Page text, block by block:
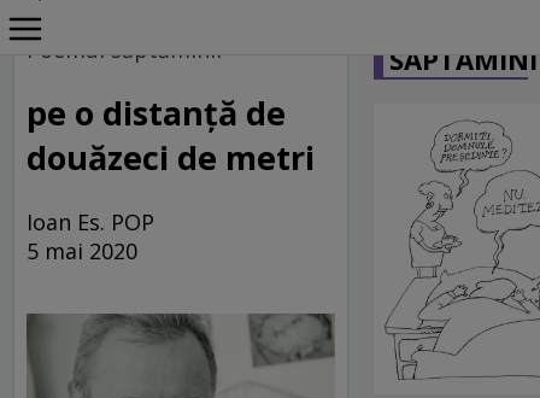
Home
Caleidoscopie
Poemul săptămînii
pe o distanță de
douăzeci de metri
Ioan Es. POP
5 mai 2020